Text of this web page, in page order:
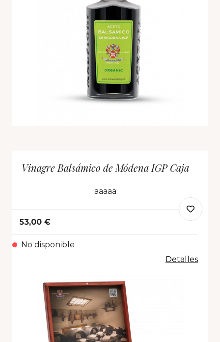
Vinagre Balsámico de Módena IGP Caja
aaaaa
53,00 €
No disponible
Detalles